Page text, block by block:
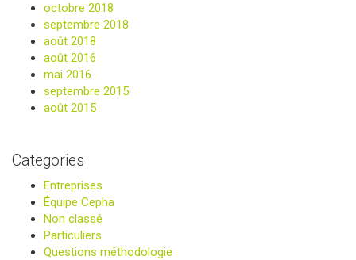
octobre 2018
septembre 2018
août 2018
août 2016
mai 2016
septembre 2015
août 2015
Categories
Entreprises
Équipe Cepha
Non classé
Particuliers
Questions méthodologie